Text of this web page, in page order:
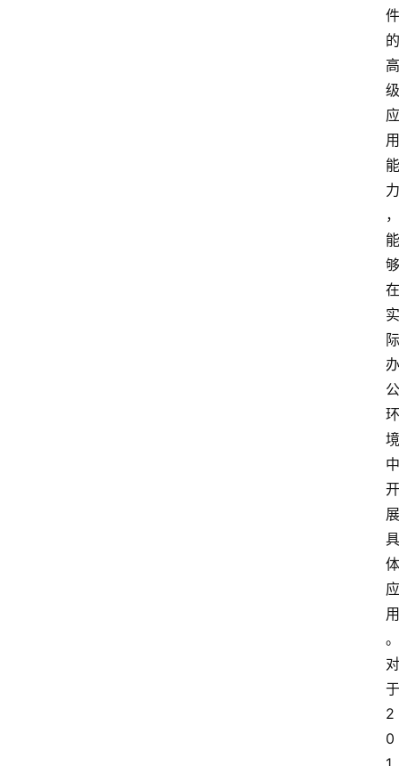
件
的
高
级
应
用
能
力
，
能
够
在
实
际
办
公
环
境
中
开
展
具
体
应
用
。
对
于
2
0